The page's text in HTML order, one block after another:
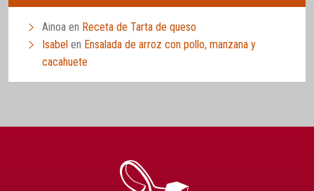
Ainoa en Receta de Tarta de queso
Isabel en Ensalada de arroz con pollo, manzana y
cacahuete